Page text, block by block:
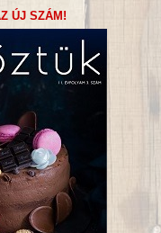
ÚJ SZÁM!